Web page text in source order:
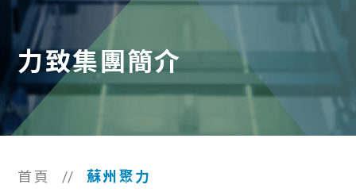
力致集團簡介
首頁 // 蘇州聚力